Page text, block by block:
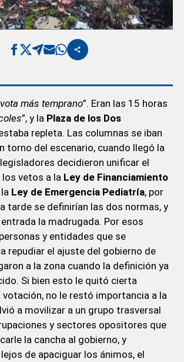
más temprano”. Eran las 15 horas
”, y la Plaza de los Dos
repleta. Las columnas se iban
torno del escenario, cuando llegó la
decidieron unificar el
vetos a la Ley de Financiamiento
Ley de Emergencia Pediatría, por
tarde se definirían las dos normas, y
la madrugada. Por esos
y entidades que se
repudiar el ajuste del gobierno de
a la zona cuando la definición ya
Si bien esto le quitó cierta
no le restó importancia a la
a movilizar a un grupo trasversal
y sectores opositores que
la cancha al gobierno, y
de apaciguar los ánimos, el